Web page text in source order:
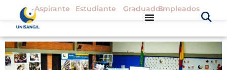
Aspirante Estudiante GraduadosEmpleados